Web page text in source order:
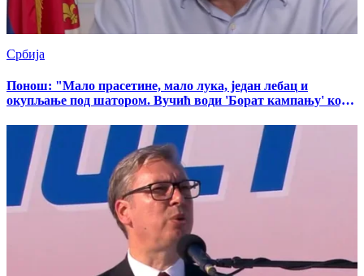
Србија
Понош: "Мало прасетине, мало лука, један лебац и
окупљање под шатором. Вучић води 'Борат кампању' која